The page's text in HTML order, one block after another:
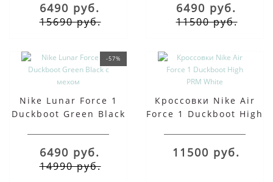
6490 руб.
15690 руб.
6490 руб.
11500 руб.
-57%
Nike Lunar Force 1
Duckboot Green Black
6490 руб.
14990 руб.
Кроссовки Nike Air
Force 1 Duckboot High
11500 руб.